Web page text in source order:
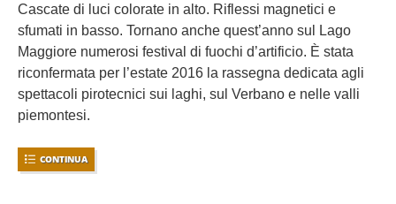
Cascate di luci colorate in alto. Riflessi magnetici e
sfumati in basso. Tornano anche quest’anno sul Lago
Maggiore numerosi festival di fuochi d’artificio. È stata
riconfermata per l’estate 2016 la rassegna dedicata agli
spettacoli pirotecnici sui laghi, sul Verbano e nelle valli
piemontesi.
CONTINUA